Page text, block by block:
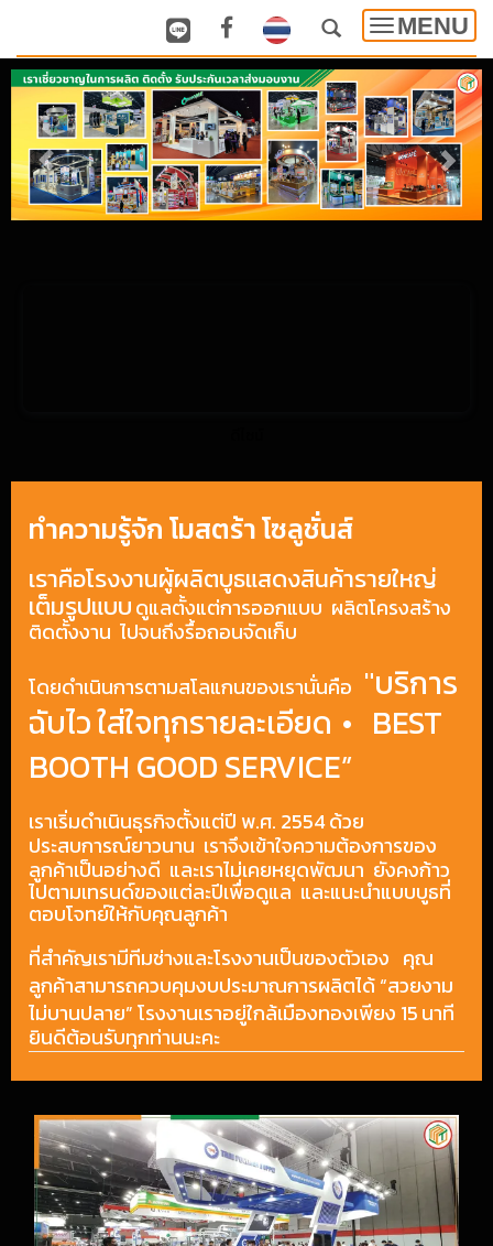
Toggle
MENU
ทำความรู้จัก โมสตร้า โซลูชั่นส์
เราคือโรงงานผู้ผลิตบูธแสดงสินค้ารายใหญ่
เต็มรูปแบบดูแลตั้งแต่การออกแบบ ผลิตโครงสร้าง
ติดตั้งงาน ไปจนถึงรื้อถอนจัดเก็บ
โดยดำเนินการตามสโลแกนของเรานั่นคือ "บริการ
ฉับไว ใส่ใจทุกรายละเอียด • BEST
BOOTH GOOD SERVICE”
เราเริ่มดำเนินธุรกิจตั้งแต่ปี พ.ศ. 2554ด้วย
ประสบการณ์ยาวนาน เราจึงเข้าใจความต้องการของ
ลูกค้าเป็นอย่างดี และเราไม่เคยหยุดพัฒนา ยังคงก้าว
ไปตามเทรนด์ของแต่ละปีเพื่อดูแล และแนะนำแบบบูธที่
ตอบโจทย์ให้กับคุณลูกค้า
ที่สำคัญเรามีทีมช่างและโรงงานเป็นของตัวเอง คุณ
ลูกค้าสามารถควบคุมงบประมาณการผลิตได้“สวยงาม
ไม่บานปลาย”โรงงานเราอยู่ใกล้เมืองทองเพียง 15นาที
ยินดีต้อนรับทุกท่านนะคะ